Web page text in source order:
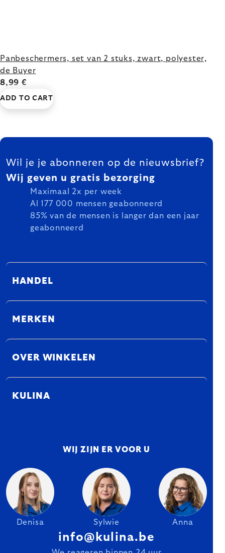
Panbeschermers, set van 2 stuks, zwart, polyester,
de Buyer
8,99 €
ADD TO CART
FOOTER
Wil je je abonneren op de nieuwsbrief?
Wij geven u gratis bezorging
Maximaal 2x per week
Al 177 000 mensen geabonneerd
85% van de mensen is langer dan een jaar
geabonneerd
HANDEL
MERKEN
OVER WINKELEN
KULINA
WIJ ZIJN ER VOOR U
Denisa Sylwie Anna
info@kulina.be